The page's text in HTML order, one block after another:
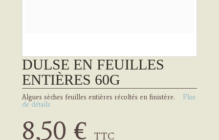
DULSE EN FEUILLES
ENTIÈRES 60G
Algues sèches feuilles entières récoltés en finistère.
Plus
de détails
8,50 € TTC